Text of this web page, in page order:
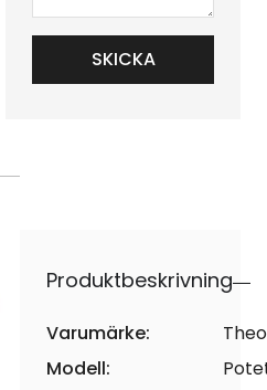
Produktbeskrivning
Varumärke:
Theo
Modell: